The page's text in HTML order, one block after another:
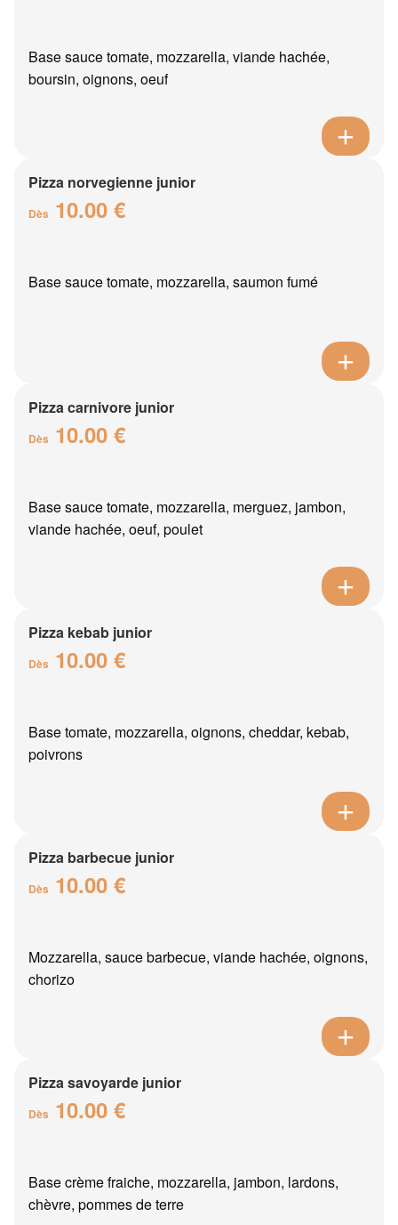
Base sauce tomate, mozzarella, viande hachée,
boursin, oignons, oeuf
Pizza norvegienne junior
Dès 10.00 €
Base sauce tomate, mozzarella, saumon fumé
Pizza carnivore junior
Dès 10.00 €
Base sauce tomate, mozzarella, merguez, jambon,
viande hachée, oeuf, poulet
Pizza kebab junior
Dès 10.00 €
Base tomate, mozzarella, oignons, cheddar, kebab,
poivrons
Pizza barbecue junior
Dès 10.00 €
Mozzarella, sauce barbecue, viande hachée, oignons,
chorizo
Pizza savoyarde junior
Dès 10.00 €
Base crème fraiche, mozzarella, jambon, lardons,
chèvre, pommes de terre